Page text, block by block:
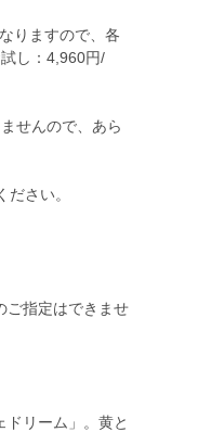
りますので、各
し：4,960円/
せんので、あら
さい。
ご指定はできませ
リーム」。黄と